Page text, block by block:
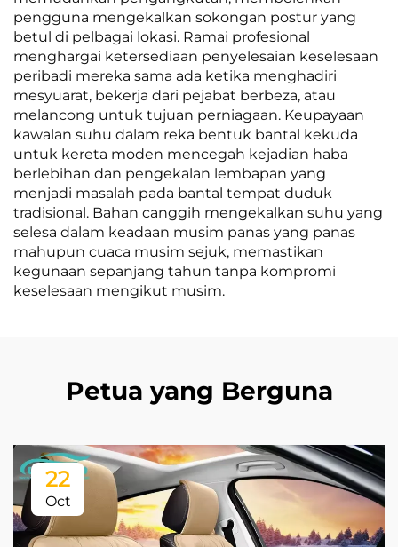
pengguna mengekalkan sokongan postur yang
betul di pelbagai lokasi. Ramai profesional
menghargai ketersediaan penyelesaian keselesaan
peribadi mereka sama ada ketika menghadiri
mesyuarat, bekerja dari pejabat berbeza, atau
melancong untuk tujuan perniagaan. Keupayaan
kawalan suhu dalam reka bentuk bantal kekuda
untuk kereta moden mencegah kejadian haba
berlebihan dan pengekalan lembapan yang
menjadi masalah pada bantal tempat duduk
tradisional. Bahan canggih mengekalkan suhu yang
selesa dalam keadaan musim panas yang panas
mahupun cuaca musim sejuk, memastikan
kegunaan sepanjang tahun tanpa kompromi
keselesaan mengikut musim.
Petua yang Berguna
22
Oct